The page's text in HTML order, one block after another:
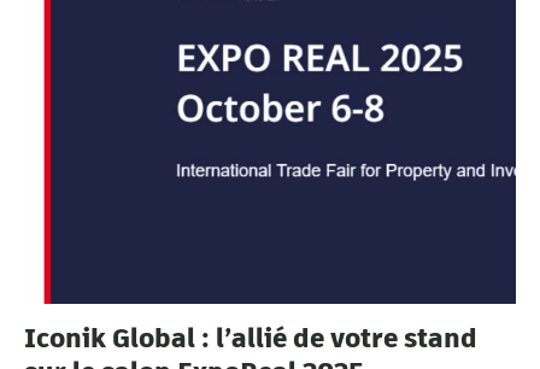
Iconik Global : l’allié de votre stand